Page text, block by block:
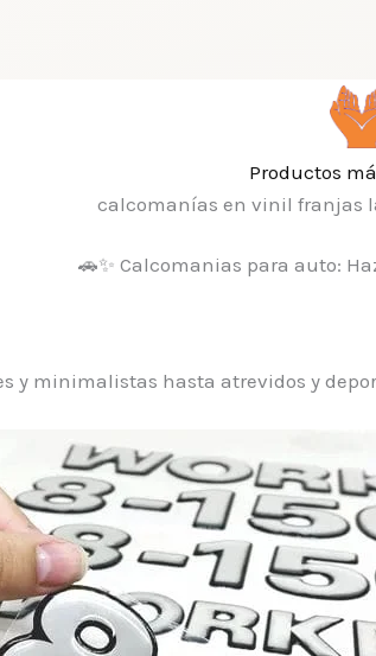
Productos
🚗✨ Calcomanias para auto:
y minimalistas hasta atrevidos y